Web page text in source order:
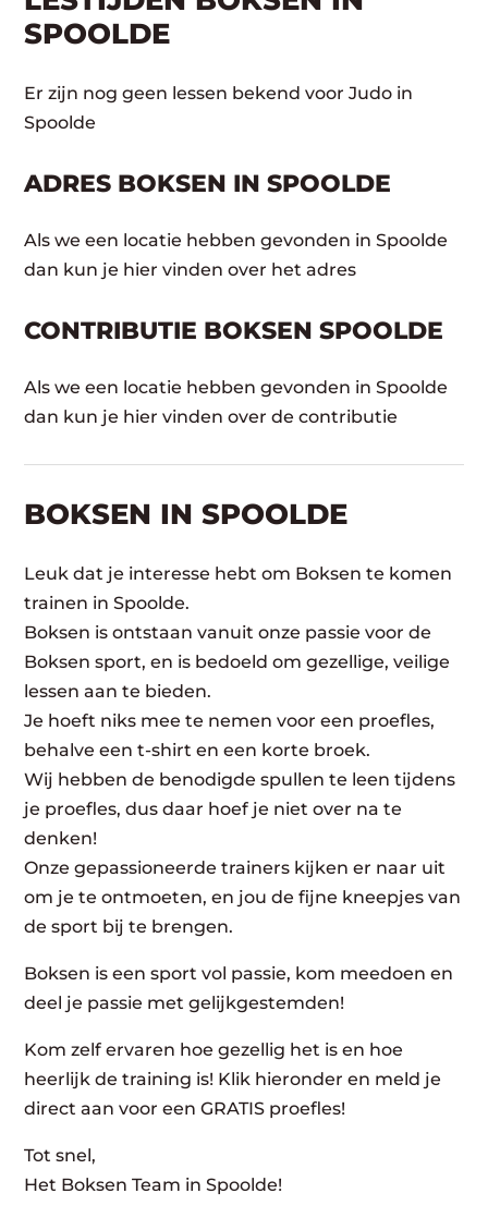
SPOOLDE
Er zijn nog geen lessen bekend voor Judo in
Spoolde
ADRES BOKSEN IN SPOOLDE
Als we een locatie hebben gevonden in Spoolde
dan kun je hier vinden over het adres
CONTRIBUTIE BOKSEN SPOOLDE
Als we een locatie hebben gevonden in Spoolde
dan kun je hier vinden over de contributie
BOKSEN IN SPOOLDE
Leuk dat je interesse hebt om Boksen te komen
trainen in Spoolde.
Boksen is ontstaan vanuit onze passie voor de
Boksen sport, en is bedoeld om gezellige, veilige
lessen aan te bieden.
Je hoeft niks mee te nemen voor een proefles,
behalve een t-shirt en een korte broek.
Wij hebben de benodigde spullen te leen tijdens
je proefles, dus daar hoef je niet over na te
denken!
Onze gepassioneerde trainers kijken er naar uit
om je te ontmoeten, en jou de fijne kneepjes van
de sport bij te brengen.
Boksen is een sport vol passie, kom meedoen en
deel je passie met gelijkgestemden!
Kom zelf ervaren hoe gezellig het is en hoe
heerlijk de training is! Klik hieronder en meld je
direct aan voor een GRATIS proefles!
Tot snel,
Het Boksen Team in Spoolde!